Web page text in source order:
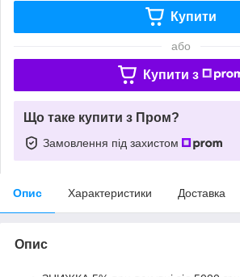
Купити
або
Купити з
Що таке купити з Пром?
Замовлення під захистом
Опис Характеристики Доставка
Опис